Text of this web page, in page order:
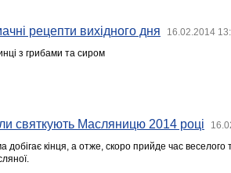
рецепти вихідного дня 16.02.2014
з грибами та сиром
святкують Масляницю 2014 році
добігає кінця, а отже, скоро прийде час веселого